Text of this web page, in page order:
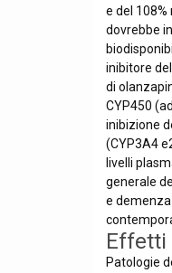
e del
dovrebbe
inibitore
di
CYP450
inibizione
(CYP3A4
livelli
generale
e
Effetti
Patologie